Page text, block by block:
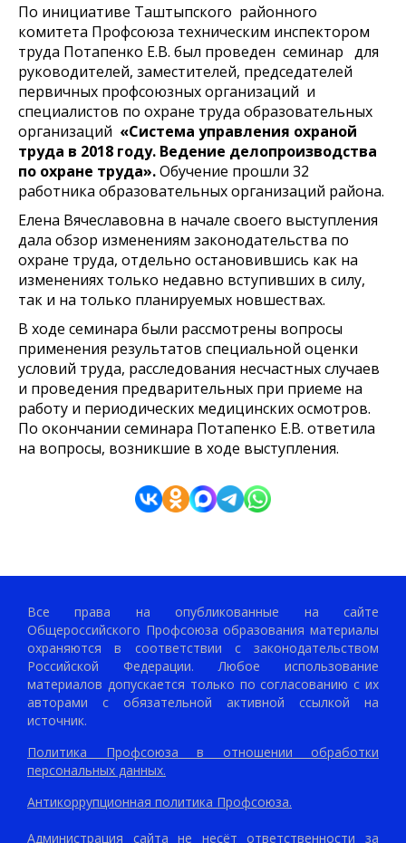
По инициативе Таштыпского районного
комитета Профсоюза техническим инспектором
труда Потапенко Е.В. был проведен семинар для
руководителей, заместителей, председателей
первичных профсоюзных организаций и
специалистов по охране труда образовательных
организаций «Система управления охраной
труда в 2018 году. Ведение делопроизводства
по охране труда».Обучение прошли 32
работника образовательных организаций района.
Елена Вячеславовна в начале своего выступления
дала обзор изменениям законодательства по
охране труда, отдельно остановившись как на
изменениях только недавно вступивших в силу,
так и на только планируемых новшествах.
В ходе семинара были рассмотрены вопросы
применения результатов специальной оценки
условий труда, расследования несчастных случаев
и проведения предварительных при приеме на
работу и периодических медицинских осмотров.
По окончании семинара Потапенко Е.В. ответила
на вопросы, возникшие в ходе выступления.
Все права на опубликованные на сайте
Общероссийского Профсоюза образования материалы
охраняются в соответствии с законодательством
Российской Федерации. Любое использование
материалов допускается только по согласованию с их
авторами с обязательной активной ссылкой на
источник.
Политика Профсоюза в отношении обработки
персональных данных.
Антикоррупционная политика Профсоюза.
Администрация сайта не несёт ответственности за